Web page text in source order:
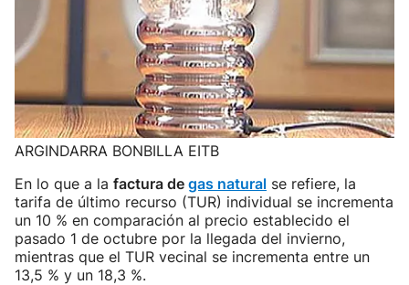
ARGINDARRA BONBILLA EITB
En lo que a la factura de gas natural se refiere, la
tarifa de último recurso (TUR) individual se incrementa
un 10 % en comparación al precio establecido el
pasado 1 de octubre por la llegada del invierno,
mientras que el TUR vecinal se incrementa entre un
13,5 % y un 18,3 %.